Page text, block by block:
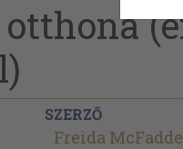
SZERZŐ
Freida